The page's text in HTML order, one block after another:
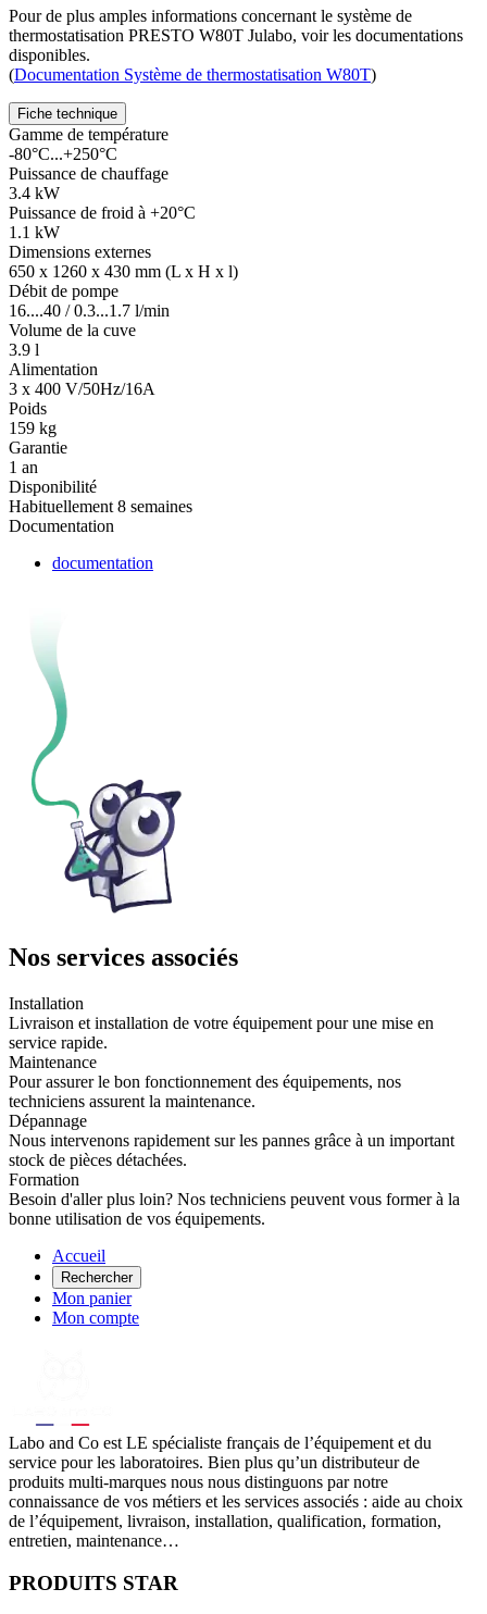
Pour de plus amples informations concernant le système de
thermostatisation PRESTO W80T Julabo, voir les documentations
disponibles.
(Documentation Système de thermostatisation W80T)
Fiche technique
Gamme de température
-80°C...+250°C
Puissance de chauffage
3.4 kW
Puissance de froid à +20°C
1.1 kW
Dimensions externes
650 x 1260 x 430 mm (L x H x l)
Débit de pompe
16....40 / 0.3...1.7 l/min
Volume de la cuve
3.9 l
Alimentation
3 x 400 V/50Hz/16A
Poids
159 kg
Garantie
1 an
Disponibilité
Habituellement 8 semaines
Documentation
documentation
Nos services associés
Installation
Livraison et installation de votre équipement pour une mise en
service rapide.
Maintenance
Pour assurer le bon fonctionnement des équipements, nos
techniciens assurent la maintenance.
Dépannage
Nous intervenons rapidement sur les pannes grâce à un important
stock de pièces détachées.
Formation
Besoin d'aller plus loin? Nos techniciens peuvent vous former à la
bonne utilisation de vos équipements.
Accueil
Rechercher
Mon panier
Mon compte
Labo and Co est LE spécialiste français de l’équipement et du
service pour les laboratoires. Bien plus qu’un distributeur de
produits multi-marques nous nous distinguons par notre
connaissance de vos métiers et les services associés : aide au choix
de l’équipement, livraison, installation, qualification, formation,
entretien, maintenance…
PRODUITS STAR